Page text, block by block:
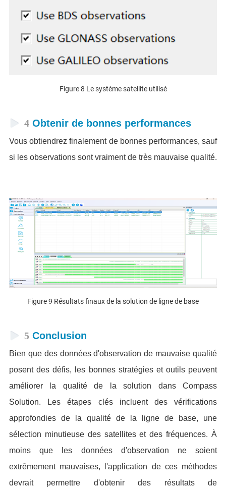
Figure 8 Le système satellite utilisé
4 Obtenir de bonnes performances
Vous obtiendrez finalement de bonnes performances, sauf
si les observations sont vraiment de très mauvaise qualité.
Figure 9 Résultats finaux de la solution de ligne de base
5 Conclusion
Bien que des données d'observation de mauvaise qualité
posent des défis, les bonnes stratégies et outils peuvent
améliorer la qualité de la solution dans Compass
Solution. Les étapes clés incluent des vérifications
approfondies de la qualité de la ligne de base, une
sélection minutieuse des satellites et des fréquences. À
moins que les données d'observation ne soient
extrêmement mauvaises, l'application de ces méthodes
devrait permettre d'obtenir des résultats de